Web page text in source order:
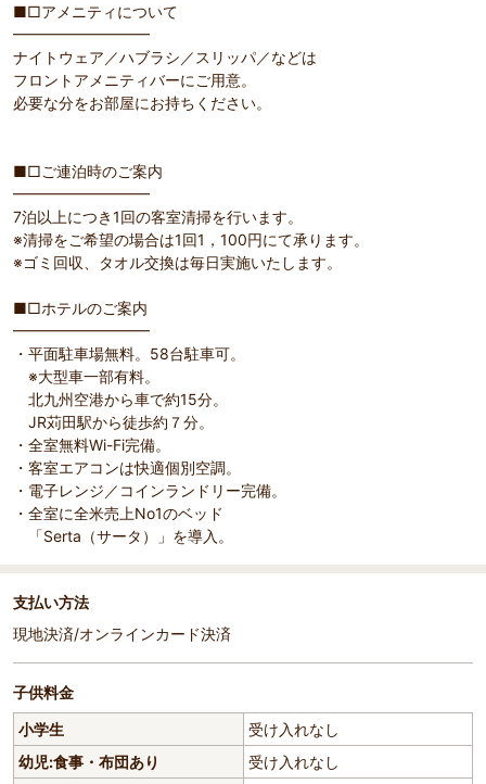
■□アメニティについて
━━━━━━━━━
ナイトウェア／ハブラシ／スリッパ／などは
フロントアメニティバーにご用意。
必要な分をお部屋にお持ちください。
■□ご連泊時のご案内
━━━━━━━━━
7泊以上につき1回の客室清掃を行います。
※清掃をご希望の場合は1回1，100円にて承ります。
※ゴミ回収、タオル交換は毎日実施いたします。
■□ホテルのご案内
━━━━━━━━━
・平面駐車場無料。58台駐車可。
※大型車一部有料。
北九州空港から車で約15分。
JR苅田駅から徒歩約７分。
・全室無料Wi-Fi完備。
・客室エアコンは快適個別空調。
・電子レンジ／コインランドリー完備。
・全室に全米売上No1のベッド
「Serta（サータ）」を導入。
支払い方法
現地決済/オンラインカード決済
子供料金
小学生
受け入れなし
幼児:食事・布団あり
受け入れなし